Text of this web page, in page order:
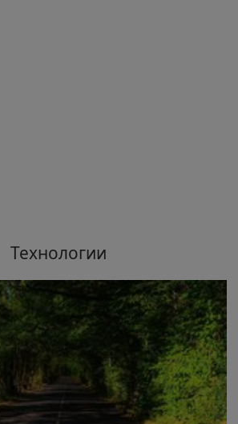
Технологии